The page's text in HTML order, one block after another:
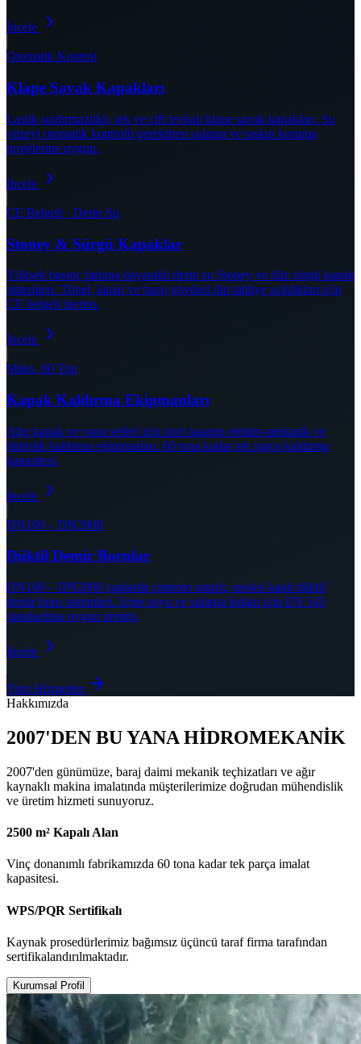
İncele
Otomatik Kontrol
Klape Savak Kapakları
Lastik sızdırmazlıklı, tek ve çift levhalı klape savak kapakları. Su
yüzeyi otomatik kontrolü gerektiren sulama ve taşkın koruma
projelerine uygun.
İncele
CE Belgeli · Derin Su
Stoney & Sürgü Kapaklar
Yüksek basınç farkına dayanıklı derin su Stoney ve düz sürgü kapak
sistemleri. Tünel, kanal ve baraj gövdesi dip tahliye açıklıkları için
CE belgeli üretim.
İncele
Maks. 60 Ton
Kapak Kaldırma Ekipmanları
Ağır kapak ve vana setleri için özel tasarım elektro-mekanik ve
hidrolik kaldırma ekipmanları. 60 tona kadar tek parça kaldırma
kapasitesi.
İncele
DN100 – DN2000
Düktil Demir Borular
DN100 – DN2000 çaplarda çimento astarlı, epoksi kaplı düktil
demir boru sistemleri. İçme suyu ve sulama hatları için EN 545
standardına uygun üretim.
İncele
Tüm Hizmetler
Hakkımızda
2007'DEN BU YANA HİDROMEKANİK
2007'den günümüze, baraj daimi mekanik teçhizatları ve ağır
kaynaklı makina imalatında müşterilerimize doğrudan mühendislik
ve üretim hizmeti sunuyoruz.
2500 m² Kapalı Alan
Vinç donanımlı fabrikamızda 60 tona kadar tek parça imalat
kapasitesi.
WPS/PQR Sertifikalı
Kaynak prosedürlerimiz bağımsız üçüncü taraf firma tarafından
sertifikalandırılmaktadır.
Kurumsal Profil